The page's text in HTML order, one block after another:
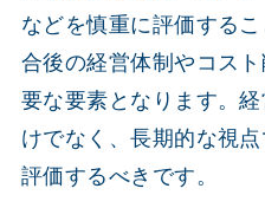
などを慎重に評価する
合後の経営体制やコス
要な要素となります。
けでなく、長期的な視
評価するべきです。